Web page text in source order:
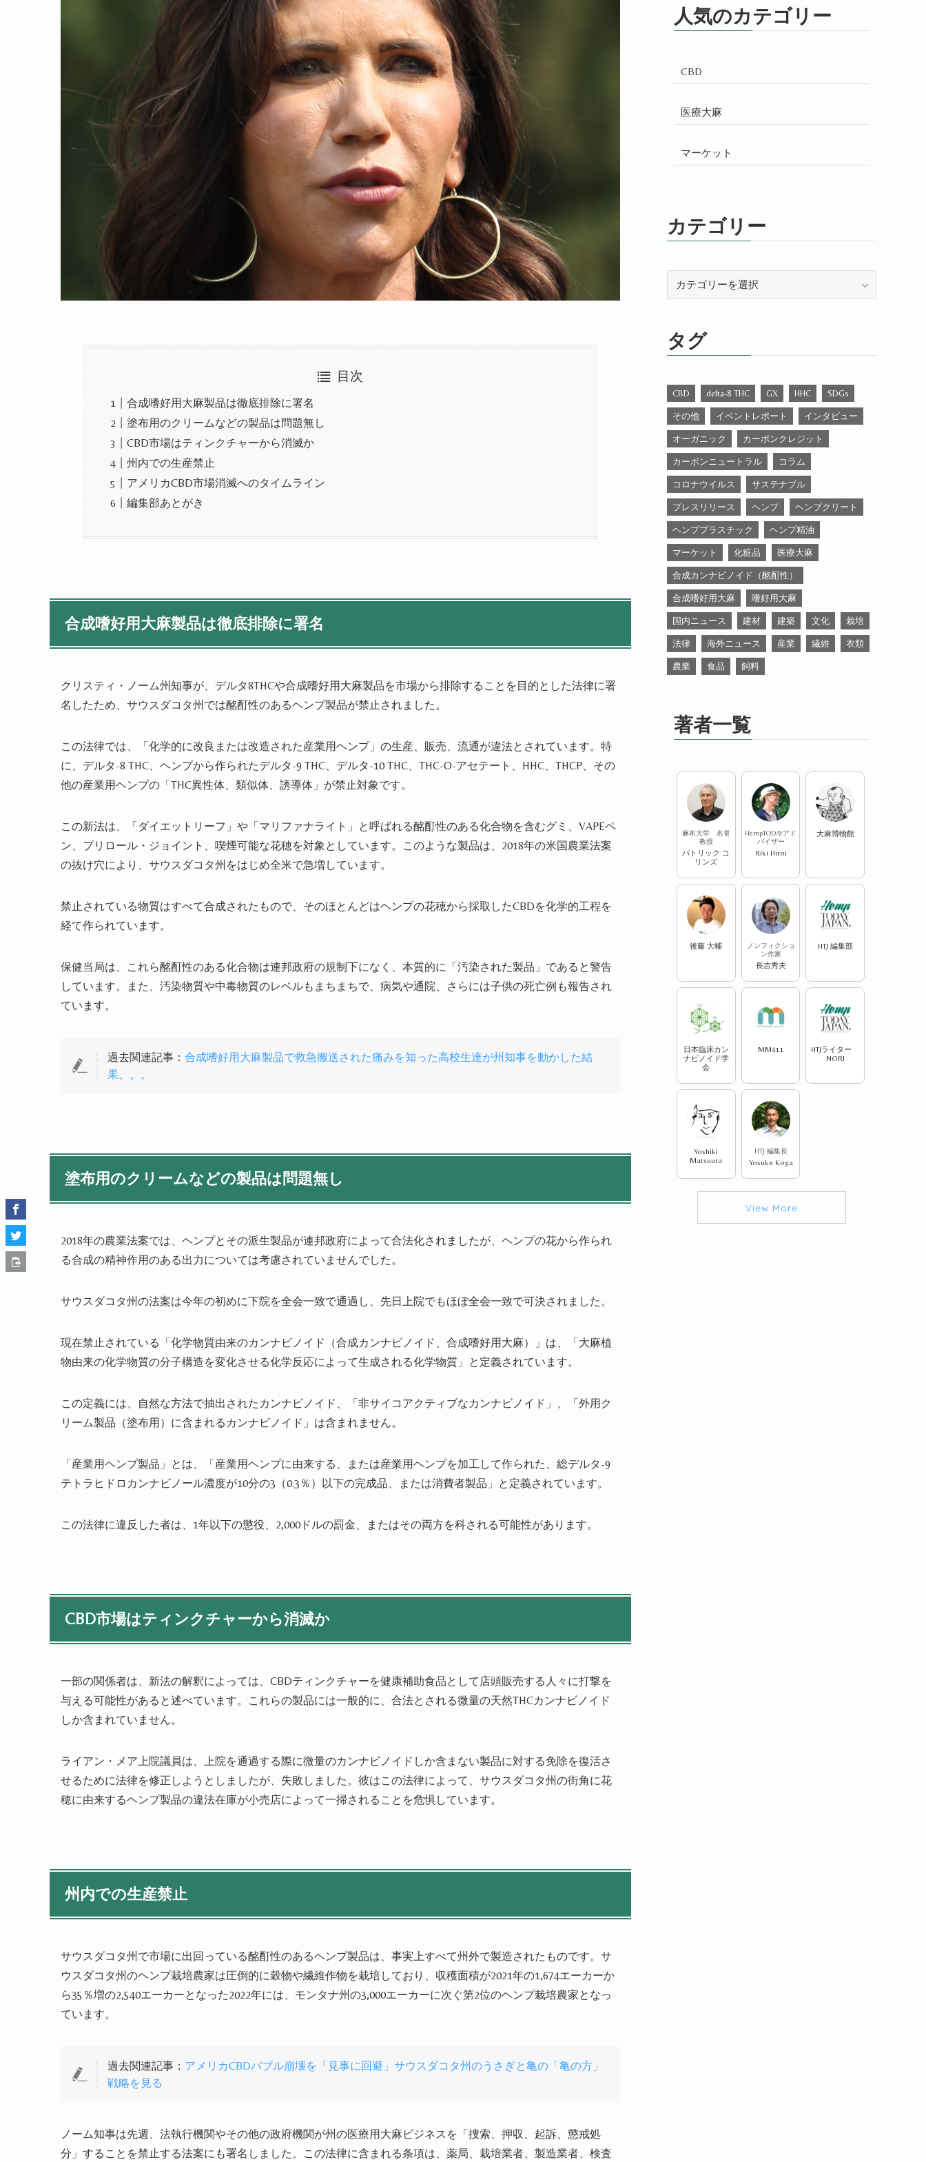
目次
合成嗜好用大麻製品は徹底排除に署名
塗布用のクリームなどの製品は問題無し
CBD市場はティンクチャーから消滅か
州内での生産禁止
アメリカCBD市場消滅へのタイムライン
編集部あとがき
合成嗜好用大麻製品は徹底排除に署名
クリスティ・ノーム州知事が、デルタ8THCや合成嗜好用大麻製品を市場から排除することを目的とした法律に署
名したため、サウスダコタ州では酩酊性のあるヘンプ製品が禁止されました。
この法律では、「化学的に改良または改造された産業用ヘンプ」の生産、販売、流通が違法とされています。特
に、デルタ-8 THC、ヘンプから作られたデルタ-9 THC、デルタ-10 THC、THC-O-アセテート、HHC、THCP、その
他の産業用ヘンプの「THC異性体、類似体、誘導体」が禁止対象です。
この新法は、「ダイエットリーフ」や「マリファナライト」と呼ばれる酩酊性のある化合物を含むグミ、VAPEペ
ン、プリロール・ジョイント、喫煙可能な花穂を対象としています。このような製品は、2018年の米国農業法案
の抜け穴により、サウスダコタ州をはじめ全米で急増しています。
禁止されている物質はすべて合成されたもので、そのほとんどはヘンプの花穂から採取したCBDを化学的工程を
経て作られています。
保健当局は、これら酩酊性のある化合物は連邦政府の規制下になく、本質的に「汚染された製品」であると警告
しています。また、汚染物質や中毒物質のレベルもまちまちで、病気や通院、さらには子供の死亡例も報告され
ています。
過去関連記事： 合成嗜好用大麻製品で救急搬送された痛みを知った高校生達が州知事を動かした結
果。。。
塗布用のクリームなどの製品は問題無し
2018年の農業法案では、ヘンプとその派生製品が連邦政府によって合法化されましたが、ヘンプの花から作られ
る合成の精神作用のある出力については考慮されていませんでした。
サウスダコタ州の法案は今年の初めに下院を全会一致で通過し、先日上院でもほぼ全会一致で可決されました。
現在禁止されている「化学物質由来のカンナビノイド（合成カンナビノイド、合成嗜好用大麻）」は、「大麻植
物由来の化学物質の分子構造を変化させる化学反応によって生成される化学物質」と定義されています。
この定義には、自然な方法で抽出されたカンナビノイド、「非サイコアクティブなカンナビノイド」、「外用ク
リーム製品（塗布用）に含まれるカンナビノイド」は含まれません。
「産業用ヘンプ製品」とは、「産業用ヘンプに由来する、または産業用ヘンプを加工して作られた、総デルタ-9
テトラヒドロカンナビノール濃度が10分の3（0.3％）以下の完成品、または消費者製品」と定義されています。
この法律に違反した者は、1年以下の懲役、2,000ドルの罰金、またはその両方を科される可能性があります。
CBD市場はティンクチャーから消滅か
一部の関係者は、新法の解釈によっては、CBDティンクチャーを健康補助食品として店頭販売する人々に打撃を
与える可能性があると述べています。これらの製品には一般的に、合法とされる微量の天然THCカンナビノイド
しか含まれていません。
ライアン・メア上院議員は、上院を通過する際に微量のカンナビノイドしか含まない製品に対する免除を復活さ
せるために法律を修正しようとしましたが、失敗しました。彼はこの法律によって、サウスダコタ州の街角に花
穂に由来するヘンプ製品の違法在庫が小売店によって一掃されることを危惧しています。
州内での生産禁止
サウスダコタ州で市場に出回っている酩酊性のあるヘンプ製品は、事実上すべて州外で製造されたものです。サ
ウスダコタ州のヘンプ栽培農家は圧倒的に穀物や繊維作物を栽培しており、収穫面積が2021年の1,674エーカーか
ら35％増の2,540エーカーとなった2022年には、モンタナ州の3,000エーカーに次ぐ第2位のヘンプ栽培農家となっ
ています。
過去関連記事： アメリカCBDバブル崩壊を「見事に回避」サウスダコタ州のうさぎと亀の「亀の方」
戦略を見る
ノーム知事は先週、法執行機関やその他の政府機関が州の医療用大麻ビジネスを「捜索、押収、起訴、懲戒処
分」することを禁止する法案にも署名しました。この法律に含まれる条項は、薬局、栽培業者、製造業者、検査
人気のカテゴリー
CBD
医療大麻
マーケット
カテゴリー
ー
タグ
CBD delta-8 THC GX HHC SDGs
その他 イベントレポート インタビュー
オーガニック カーボンクレジット
カーボンニュートラル コラム
コロナウイルス サステナブル
プレスリリース ヘンプ ヘンプクリート
ヘンププラスチック ヘンプ精油
マーケット 化粧品 医療大麻
合成カンナビノイド（酩酊性）
合成嗜好用大麻 嗜好用大麻
国内ニュース 建材 建築 文化 栽培
法律 海外ニュース 産業 繊維 衣類
農業 食品 飼料
著者一覧
麻布大学 名誉
教授
パトリック コ
リンズ
HempTODAYアド
バイザー
Riki Hiroi
大麻博物館
後藤 大輔
ノンフィクショ
ン作家
長吉秀夫
HTJ 編集部
日本臨床カン
ナビノイド学
会
MM411
HTJライター
NORI
Yoshiki
Matsuura
HTJ 編集長
Yosuke Koga
View More